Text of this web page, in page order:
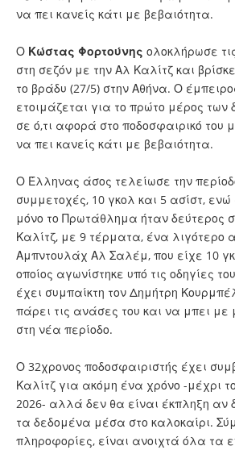
να πει κανείς κάτι με βεβαιότητα.
Ο Κώστας Φορτούνης ολοκλήρωσε
στη σεζόν με την Αλ Καλίτζ και
το βράδυ (27/5) στην Αθήνα. Ο
ετοιμάζεται για το πρώτο μέρος των
σε ό,τι αφορά στο ποδοσφαιρικό του
να πει κανείς κάτι με βεβαιότητα.
Ο Έλληνας άσος τελείωσε την
συμμετοχές, 10 γκολ και 5 ασίστ,
μόνο το Πρωτάθλημα ήταν δεύτερος
Καλίτζ, με 9 τέρματα, ένα λιγότερο
Αμπντουλάχ Αλ Σαλέμ, που είχε 10
οποίος αγωνίστηκε υπό τις οδηγίες
έχει συμπαίκτη τον Δημήτρη
πάρει τις ανάσες του και να μπει
στη νέα περίοδο.
Ο 32χρονος ποδοσφαιριστής έχει
Καλίτζ για ακόμη ένα χρόνο -μέχρι
2026- αλλά δεν θα είναι έκπληξη αν
τα δεδομένα μέσα στο καλοκαίρι.
πληροφορίες, είναι ανοιχτά όλα τα